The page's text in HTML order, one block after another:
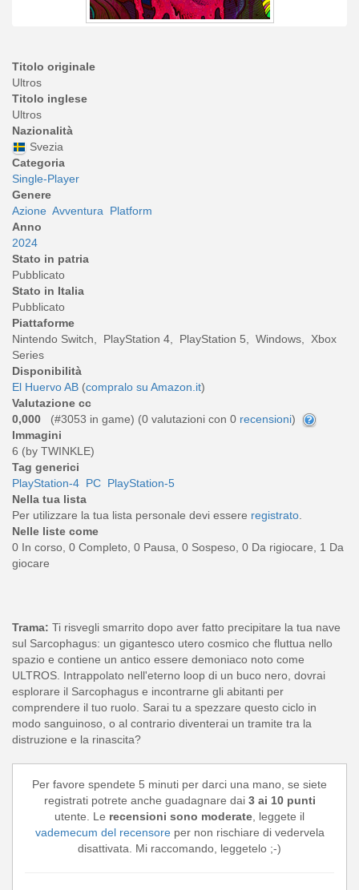
Titolo originale
Ultros
Titolo inglese
Ultros
Nazionalità
Svezia
Categoria
Single-Player
Genere
Azione Avventura
Platform
Anno
2024
Stato in patria
Pubblicato
Stato in Italia
Pubblicato
Piattaforme
Nintendo Switch, PlayStation 4, PlayStation 5, Windows, Xbox
Series
Disponibilità
El Huervo AB (compralo su Amazon.it)
Valutazione cc
0,000
(#3053 in game) (0 valutazioni con 0 recensioni)
Immagini
6 (by TWINKLE)
Tag generici
PlayStation-4 PC PlayStation-5
Nella tua lista
Per utilizzare la tua lista personale devi essere registrato.
Nelle liste come
0 In corso, 0 Completo, 0 Pausa, 0 Sospeso, 0 Da rigiocare, 1 Da
giocare
Trama: Ti risvegli smarrito dopo aver fatto precipitare la tua nave
sul Sarcophagus: un gigantesco utero cosmico che fluttua nello
spazio e contiene un antico essere demoniaco noto come
ULTROS. Intrappolato nell'eterno loop di un buco nero, dovrai
esplorare il Sarcophagus e incontrarne gli abitanti per
comprendere il tuo ruolo. Sarai tu a spezzare questo ciclo in
modo sanguinoso, o al contrario diventerai un tramite tra la
distruzione e la rinascita?
Per favore spendete 5 minuti per darci una mano, se siete
registrati potrete anche guadagnare dai 3 ai 10 punti
utente. Le recensioni sono moderate, leggete il
vademecum del recensoreper non rischiare di vedervela
disattivata. Mi raccomando, leggetelo ;-)